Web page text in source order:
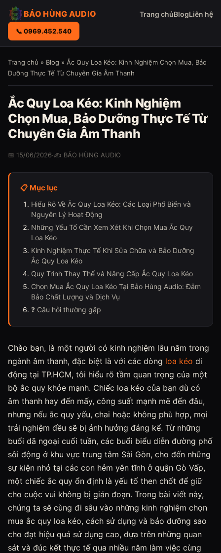
BẢO HÙNG AUDIO Trang chủBlogLiên hệ
📞 0969.452.540
Trang chủ » Blog » Ắc Quy Loa Kéo: Kinh Nghiệm Chọn Mua, Bảo
Dưỡng Thực Tế Từ Chuyên Gia Âm Thanh
Ắc Quy Loa Kéo: Kinh Nghiệm
Chọn Mua, Bảo Dưỡng Thực Tế Từ
Chuyên Gia Âm Thanh
📅 15/06/2026·✍️ BẢO HÙNG AUDIO
📋 Mục lục
Hiểu Rõ Về Ắc Quy Loa Kéo: Các Loại Phổ Biến và
Nguyên Lý Hoạt Động
Những Yếu Tố Cần Xem Xét Khi Chọn Mua Ắc Quy
Loa Kéo
Kinh Nghiệm Thực Tế Khi Sửa Chữa và Bảo Dưỡng
Ắc Quy Loa Kéo
Quy Trình Thay Thế và Nâng Cấp Ắc Quy Loa Kéo
Chọn Mua Ắc Quy Loa Kéo Tại Bảo Hùng Audio: Đảm
Bảo Chất Lượng và Dịch Vụ
❓ Câu hỏi thường gặp
Chào bạn, là một người có kinh nghiệm lâu năm trong
ngành âm thanh, đặc biệt là với các dòng loa kéo di
động tại TP.HCM, tôi hiểu rõ tầm quan trọng của một
bộ ắc quy khỏe mạnh. Chiếc loa kéo của bạn dù có
âm thanh hay đến mấy, công suất mạnh mẽ đến đâu,
nhưng nếu ắc quy yếu, chai hoặc không phù hợp, mọi
trải nghiệm đều sẽ bị ảnh hưởng đáng kể. Từ những
buổi dã ngoại cuối tuần, các buổi biểu diễn đường phố
sôi động ở khu vực trung tâm Sài Gòn, cho đến những
sự kiện nhỏ tại các con hẻm yên tĩnh ở quận Gò Vấp,
một chiếc ắc quy ổn định là yếu tố then chốt để giữ
cho cuộc vui không bị gián đoạn. Trong bài viết này,
chúng ta sẽ cùng đi sâu vào những kinh nghiệm chọn
mua ắc quy loa kéo, cách sử dụng và bảo dưỡng sao
cho đạt hiệu quả sử dụng cao, dựa trên những quan
sát và đúc kết thực tế qua nhiều năm làm việc cùng